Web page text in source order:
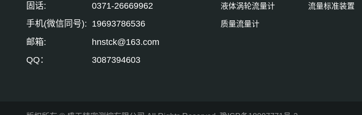
固话:
0371-26669962
手机(微信同号): 19693786536
邮箱:
hnstck@163.com
QQ：
3087394603
液体涡轮流量计 流量标准装置
质量流量计